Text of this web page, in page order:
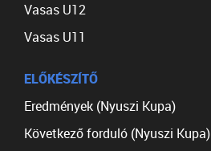
Vasas U12
Vasas U11
ELŐKÉSZÍTŐ
Eredmények (Nyuszi Kupa)
Következő forduló (Nyuszi Kupa)